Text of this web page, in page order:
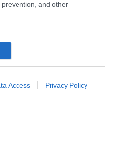
and other
Access Privacy Policy